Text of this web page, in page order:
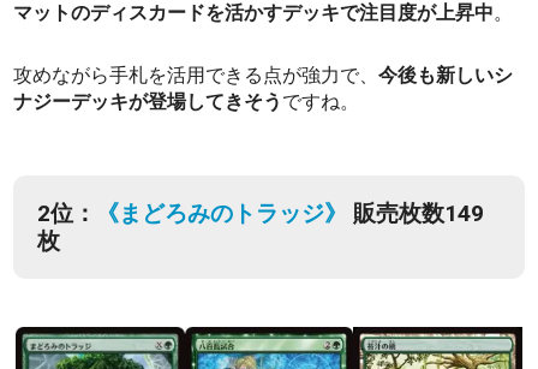
マットのディスカードを活かすデッキで注目度が上昇中。
攻めながら手札を活用できる点が強力で、今後も新しいシ
ナジーデッキが登場してきそう ですね。
2位： 《まどろみのトラッジ》
販売枚数149
枚